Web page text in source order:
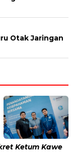
Otak Jaringan
Ketum Kawe